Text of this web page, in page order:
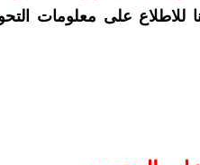
للاطلاع على معلومات